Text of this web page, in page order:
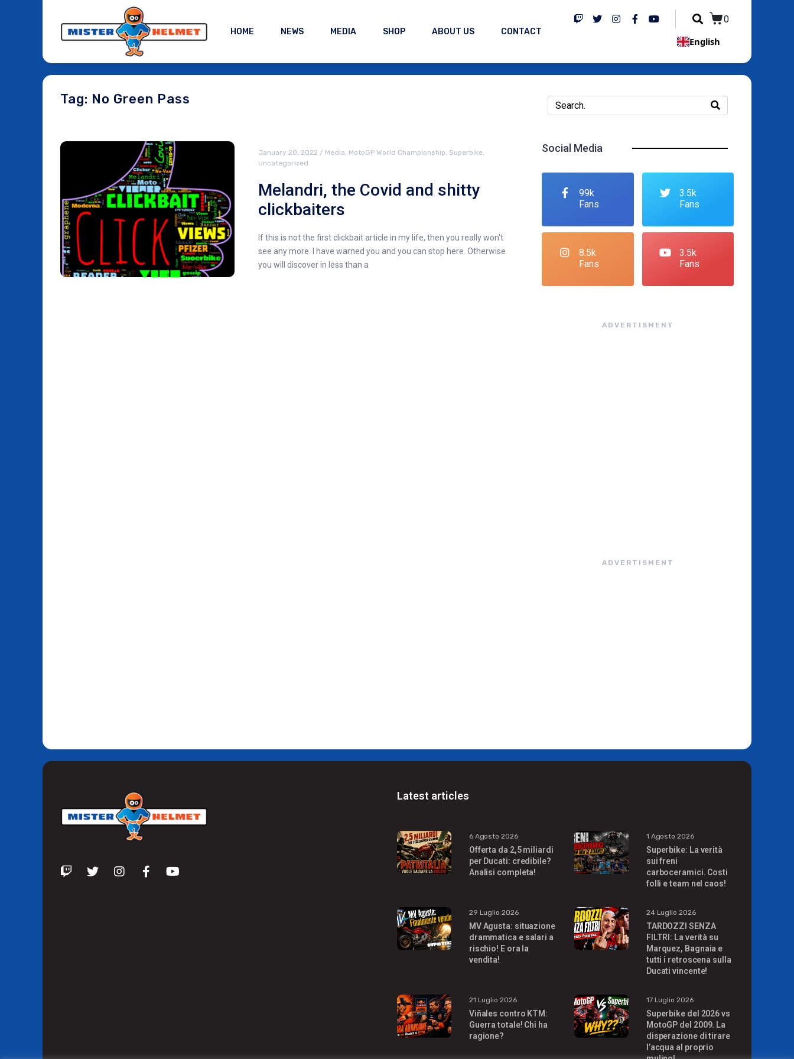
HOME NEWS MEDIA SHOP ABOUT US CONTACT
0
English
Tag: No Green Pass
January 20, 2022 / Media, MotoGP World Championship, Superbike,
Uncategorized
Melandri, the Covid and shitty
clickbaiters
If this is not the first clickbait article in my life, then you really won't
see any more. I have warned you and you can stop here. Otherwise
you will discover in less than a
Social Media
99k
Fans
3.5k
Fans
8.5k
Fans
3.5k
Fans
ADVERTISMENT
ADVERTISMENT
Latest articles
6 Agosto 2026
Offerta da 2,5 miliardi
per Ducati: credibile?
Analisi completa!
1 Agosto 2026
Superbike: La verità
sui freni
carboceramici. Costi
folli e team nel caos!
29 Luglio 2026
MV Agusta: situazione
drammatica e salari a
rischio! E ora la
vendita!
24 Luglio 2026
TARDOZZI SENZA
FILTRI: La verità su
Marquez, Bagnaia e
tutti i retroscena sulla
Ducati vincente!
21 Luglio 2026
Viñales contro KTM:
Guerra totale! Chi ha
ragione?
17 Luglio 2026
Superbike del 2026 vs
MotoGP del 2009. La
disperazione di tirare
l’acqua al proprio